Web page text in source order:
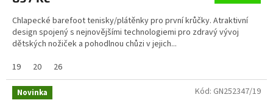
Chlapecké barefoot tenisky/plátěnky pro první krůčky. Atraktivní
design spojený s nejnovějšími technologiemi pro zdravý vývoj
dětských nožiček a pohodlnou chůzi v jejich...
19
20 26
Novinka Kód: GN252347/19